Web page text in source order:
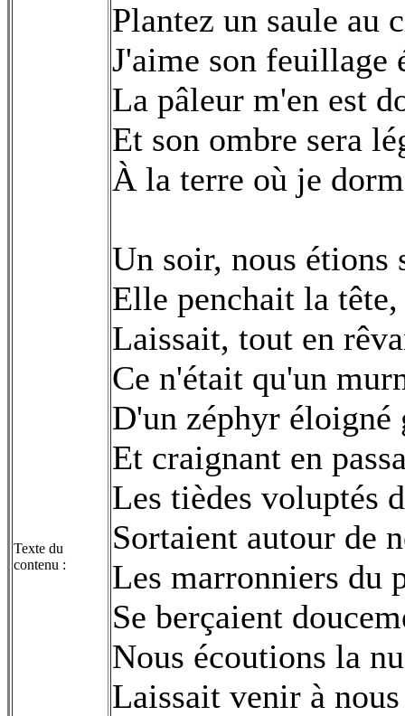
Texte du
contenu :
Plantez un saule au
J'aime son feuillage
La pâleur m'en est
Et son ombre sera
À la terre où je
Un soir, nous étions
Elle penchait la
Laissait, tout en
Ce n'était qu'un
D'un zéphyr éloigné
Et craignant en
Les tièdes voluptés
Sortaient autour de
Les marronniers du
Se berçaient
Nous écoutions la
Laissait venir à